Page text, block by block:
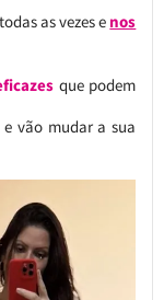
as vezes e nos
que podem
vão mudar a sua